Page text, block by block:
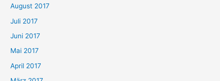
August 2017
Juli 2017
Juni 2017
Mai 2017
April 2017